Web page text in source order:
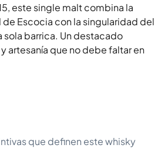
este single malt combina la
Escocia con la singularidad del
barrica. Un destacado
artesanía que no debe faltar en
que definen este whisky